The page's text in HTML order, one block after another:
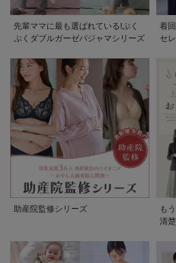
先輩ママに最も選ばれている!ぷく
ぷくダブルガーゼパジャマシリーズ
着
セ
助産院監修シリーズ
も
清